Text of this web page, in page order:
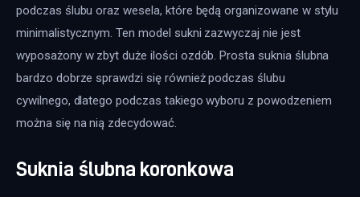
podczas ślubu oraz wesela, które będą organizowane w stylu
minimalistycznym. Ten model sukni zazwyczaj nie jest
wyposażony w zbyt duże ilości ozdób. Prosta suknia ślubna
bardzo dobrze sprawdzi się również podczas ślubu
cywilnego, dlatego podczas takiego wyboru z powodzeniem
można się na nią zdecydować.
Suknia ślubna koronkowa